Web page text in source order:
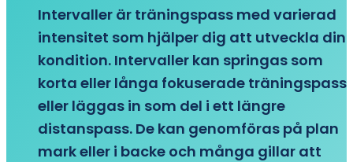
Intervaller är träningspass med varierad
intensitet som hjälper dig att utveckla din
kondition. Intervaller kan springas som
korta eller långa fokuserade träningspass
eller läggas in som del i ett längre
distanspass. De kan genomföras på plan
mark eller i backe och många gillar att